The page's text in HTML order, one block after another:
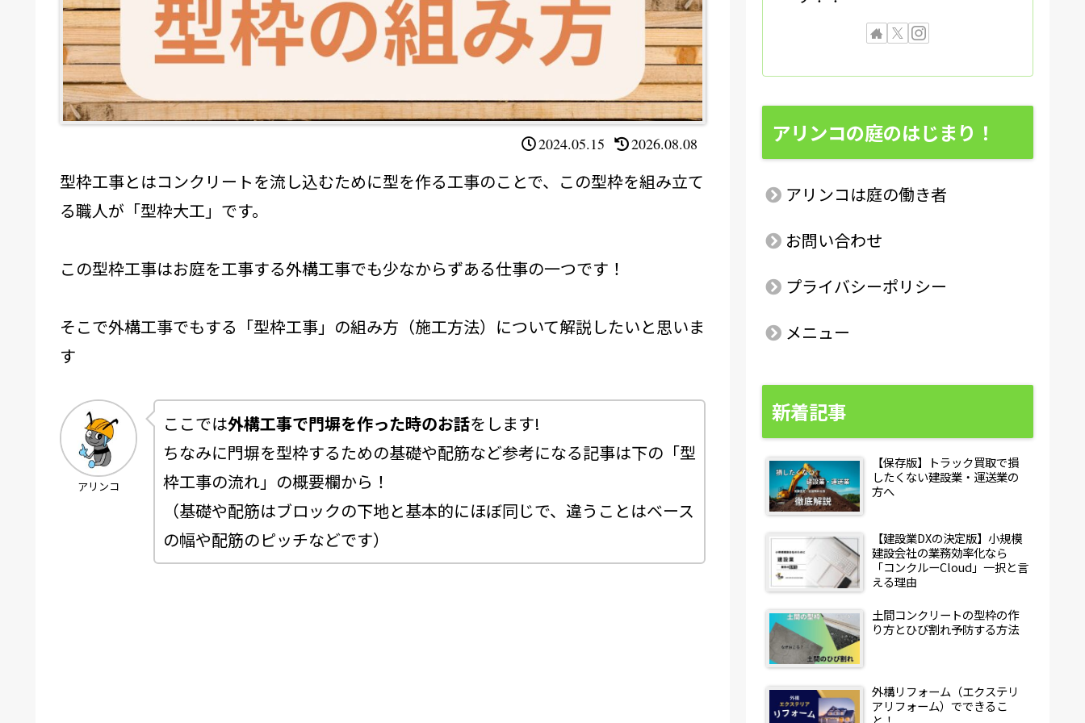
2024.05.15 2026.08.08
型枠工事とはコンクリートを流し込むために型を作る工事のことで、この型枠を組み立て
る職人が「型枠大工」です。
この型枠工事はお庭を工事する外構工事でも少なからずある仕事の一つです！
そこで外構工事でもする「型枠工事」の組み方（施工方法）について解説したいと思いま
す
アリンコ
ここでは外構工事で門塀を作った時のお話をします!
ちなみに門塀を型枠するための基礎や配筋など参考になる記事は下の「型
枠工事の流れ」の概要欄から！
（基礎や配筋はブロックの下地と基本的にほぼ同じで、違うことはベース
の幅や配筋のピッチなどです）
アリンコの庭のはじまり！
アリンコは庭の働き者
お問い合わせ
プライバシーポリシー
メニュー
新着記事
【保存版】トラック買取で損
したくない建設業・運送業の
方へ
【建設業DXの決定版】小規模
建設会社の業務効率化なら
「コンクルーCloud」一択と言
える理由
土間コンクリートの型枠の作
り方とひび割れ予防する方法
外構リフォーム（エクステリ
アリフォーム）でできるこ